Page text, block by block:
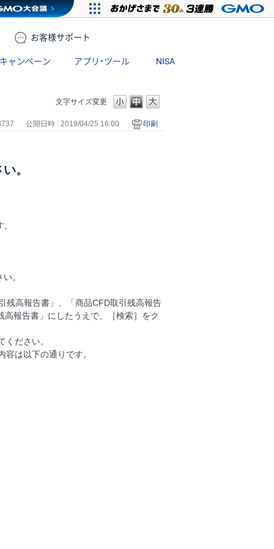
お客様サポート
キャンペーン アプリ・ツール NISA
文字サイズ変更
公開日時 : 2019/04/25 16:00 印刷
。
。
残高報告書」、「商品CFD取引残高報告
報告書」にしたうえで、［検索］をク
ださい。
は以下の通りです。